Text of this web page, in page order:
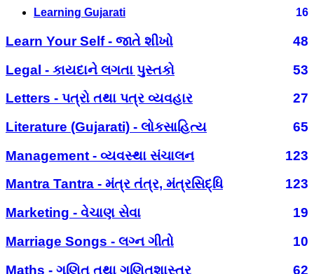
Learning Gujarati 16
Learn Your Self - જાતે શીખો
48
Legal - કાયદાને લગતા પુસ્તકો
53
Letters - પત્રો તથા પત્ર વ્યવહાર
27
Literature (Gujarati) - લોકસાહિત્ય
65
Management - વ્યવસ્થા સંચાલન
123
Mantra Tantra - મંત્ર તંત્ર, મંત્રસિદ્ધિ
123
Marketing - વેચાણ સેવા
19
Marriage Songs - લગ્ન ગીતો
10
Maths - ગણિત તથા ગણિતશાસ્ત્ર
62